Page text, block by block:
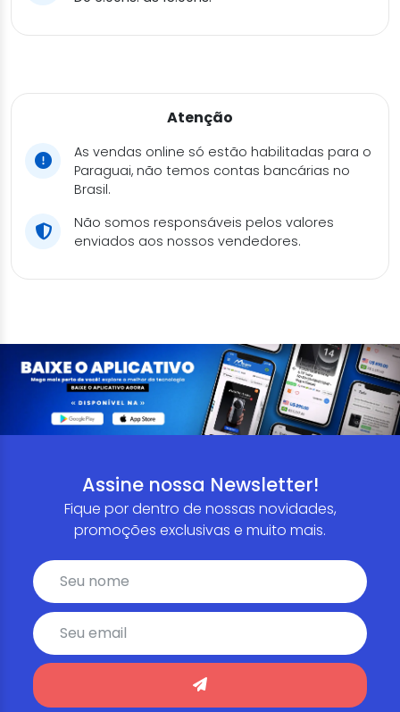
Atenção
As vendas online só estão habilitadas para o
Paraguai, não temos contas bancárias no
Brasil.
Não somos responsáveis pelos valores
enviados aos nossos vendedores.
Assine nossa Newsletter!
Fique por dentro de nossas novidades,
promoções exclusivas e muito mais.